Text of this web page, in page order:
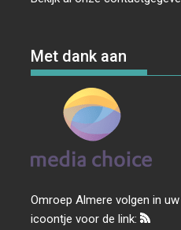
Met dank aan
Omroep Almere volgen in
icoontje voor de link: